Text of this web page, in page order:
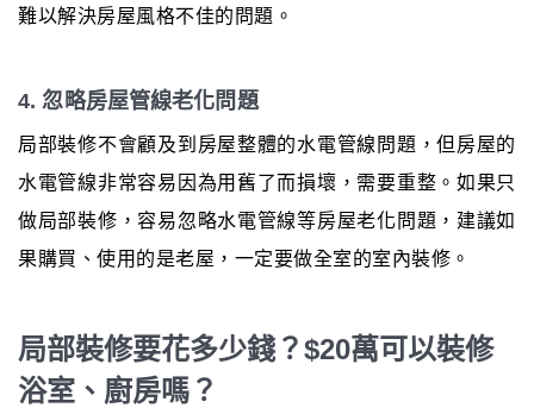
難以解決房屋風格不佳的問題。
4. 忽略房屋管線老化問題
局部裝修不會顧及到房屋整體的水電管線問題，但房屋的
水電管線非常容易因為用舊了而損壞，需要重整。如果只
做局部裝修，容易忽略水電管線等房屋老化問題，建議如
果購買、使用的是老屋，一定要做全室的室內裝修。
局部裝修要花多少錢？$20萬可以裝修
浴室、廚房嗎？